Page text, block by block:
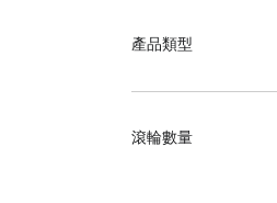
產品類型
滾輪數量